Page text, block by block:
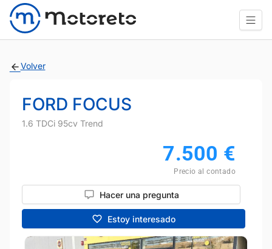
Volver
FORD FOCUS
1.6 TDCi 95cv Trend
7.500 €
Precio al contado
Hacer una pregunta
Estoy interesado